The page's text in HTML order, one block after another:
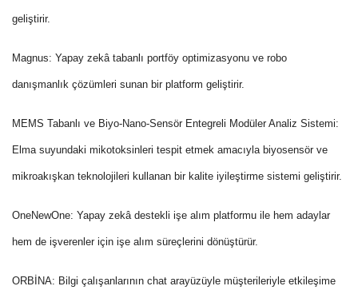
geliştirir.
Magnus: Yapay zekâ tabanlı portföy optimizasyonu ve robo
danışmanlık çözümleri sunan bir platform geliştirir.
MEMS Tabanlı ve Biyo-Nano-Sensör Entegreli Modüler Analiz Sistemi:
Elma suyundaki mikotoksinleri tespit etmek amacıyla biyosensör ve
mikroakışkan teknolojileri kullanan bir kalite iyileştirme sistemi geliştirir.
OneNewOne: Yapay zekâ destekli işe alım platformu ile hem adaylar
hem de işverenler için işe alım süreçlerini dönüştürür.
ORBİNA: Bilgi çalışanlarının chat arayüzüyle müşterileriyle etkileşime